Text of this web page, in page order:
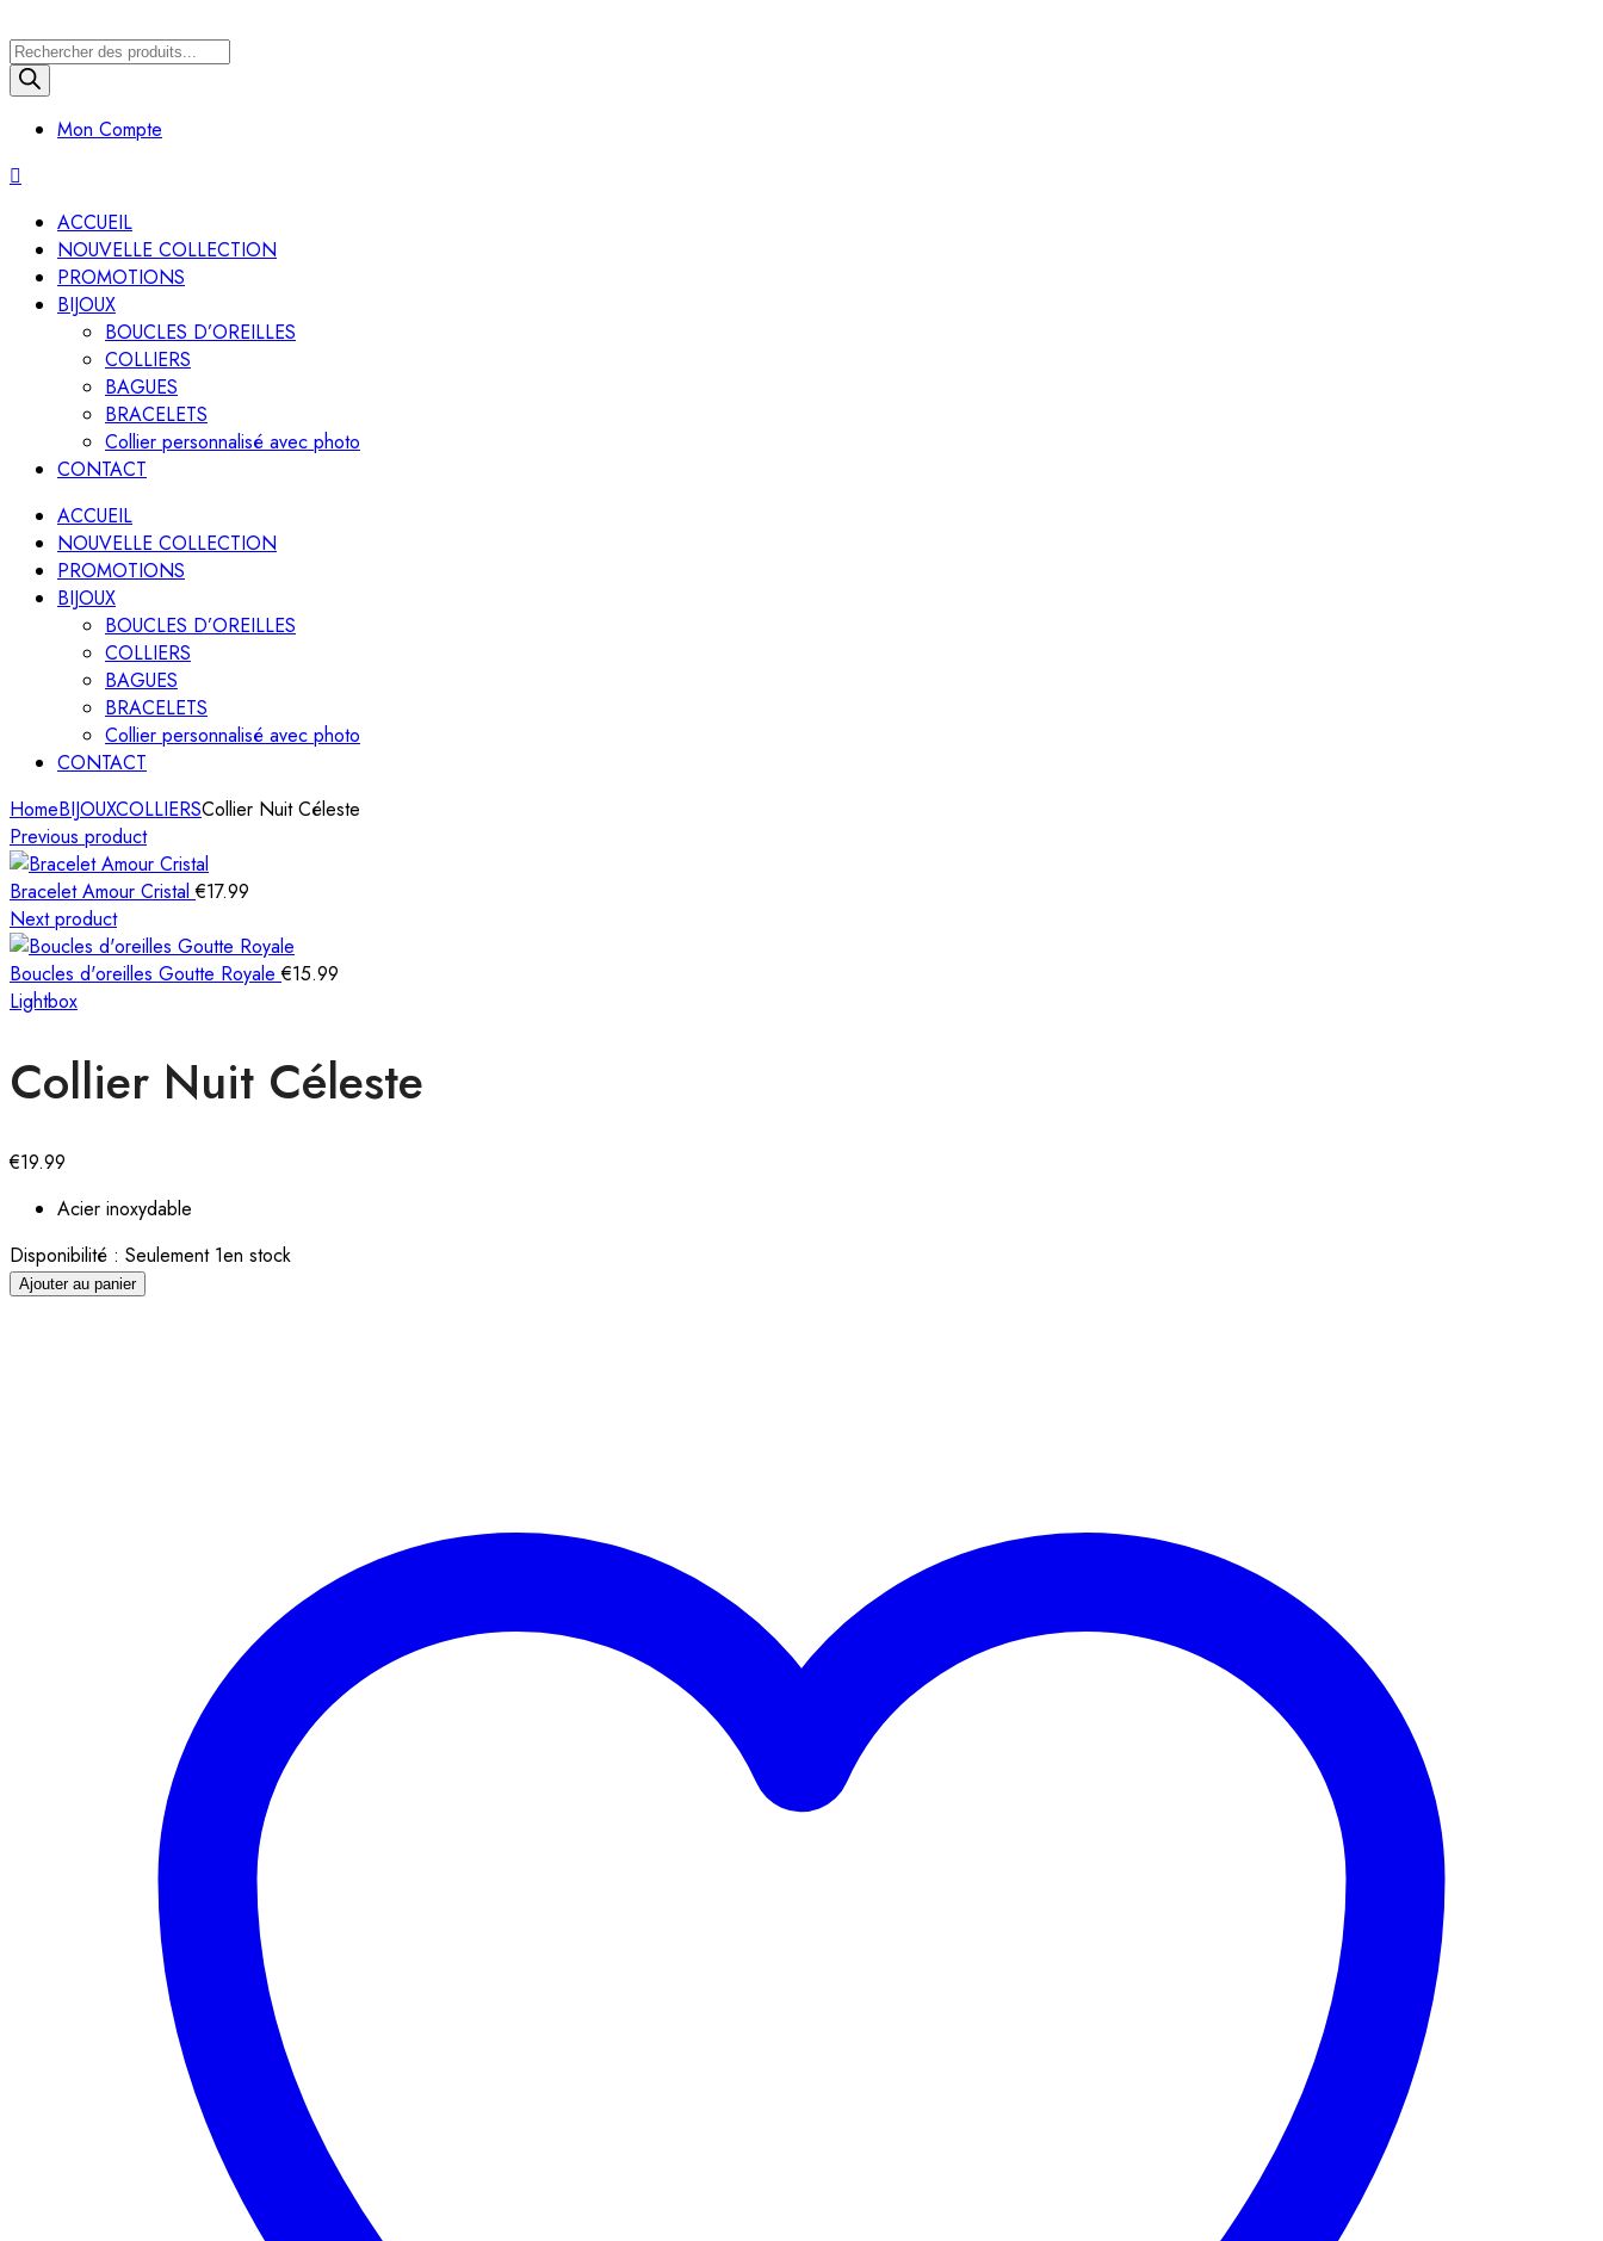
Recherche
de
produits
Mon Compte
ACCUEIL
NOUVELLE COLLECTION
PROMOTIONS
BIJOUX
BOUCLES D’OREILLES
COLLIERS
BAGUES
BRACELETS
Collier personnalisé avec photo
CONTACT
ACCUEIL
NOUVELLE COLLECTION
PROMOTIONS
BIJOUX
BOUCLES D’OREILLES
COLLIERS
BAGUES
BRACELETS
Collier personnalisé avec photo
CONTACT
HomeBIJOUXCOLLIERSCollier Nuit Céleste
Previous product
Bracelet Amour Cristal€17.99
Next product
Boucles d'oreilles Goutte Royale€15.99
Lightbox
Collier Nuit Céleste
€19.99
Acier inoxydable
Disponibilité : Seulement 1en stock
Ajouter au panier